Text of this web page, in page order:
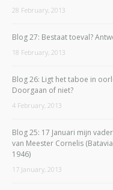
28 February, 2013
Blog 27: Bestaat toeval?
18 February, 2013
Blog 26: Ligt het taboe in
Doorgaan of niet?
4 February, 2013
Blog 25: 17 Januari mijn
van Meester Cornelis
1946)
17 January, 2013